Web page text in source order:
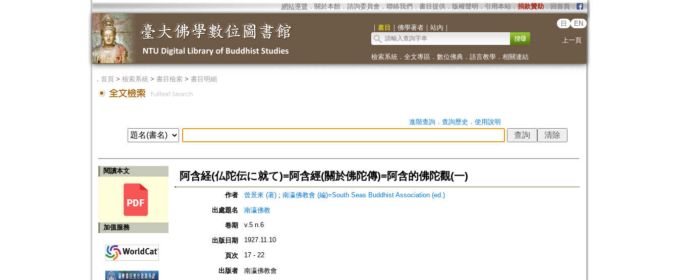
網站導覽 ． 關於本館． 諮詢委員會． 聯絡我們 ． 書目提供． 版權聲明 ． 引用本站． 捐款贊助．回首頁．
｜ 書目 ｜ 佛學著者｜ 站內 ｜
日 EN
上一頁
檢索系統． 全文專區 ． 數位佛典． 語言教學． 相關連結
． 首頁> 檢索系統> 書目檢索> 書目明細
進階查詢． 查詢歷史 ． 使用說明
閱讀本文
加值服務
阿含経(仏陀伝に就て)=阿含經(關於佛陀傳)=阿含的佛陀觀(一)
作者 曾景來 (著); 南瀛佛教會 (編)=South Seas Buddhist Association (ed.)
出處題名
南瀛佛教
卷期
v.5 n.6
出版日期 1927.11.10
頁次 17 - 22
出版者
南瀛佛教會